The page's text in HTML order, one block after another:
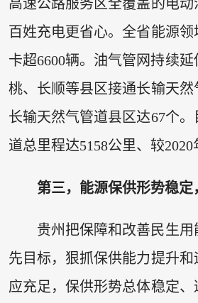
高速公路服务区全覆盖的电
百姓充电更省心。全省能源
卡超6600辆。油气管网持续延
桃、长顺等县区接通长输天
长输天然气管道县区达67个
道总里程达5158公里、较2020
第三，能源保供形势稳定
贵州把保障和改善民生
先目标，狠抓保供能力提升
应充足，保供形势总体稳定